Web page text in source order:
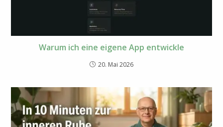
Warum ich eine eigene App entwickle
20. Mai 2026